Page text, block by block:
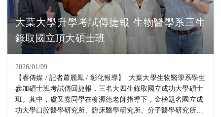
醫學中心的研究運作，更幫助她確立攻讀碩士班的目標。彰基
實習的經驗與劉淑瑛老師指導她做天然藥物對血癌細胞影響的
專題成果，都讓她在研究所考試受到肯定，她期望自己未來能
將大數據分析應用於臨床醫學研究，提升生物醫學領域的研究
深度。 同時錄取五個國立大學碩士班的盧又嘉同學，畢業於
老師的微生物基因體暨合成生物學實驗室後，她選擇跟生活有
關的題目，探討天然代謝物對口腔蛀牙細菌的抑制，老師給予
學生很大的發揮空間，鼓勵她嘗試，肯定並支持她去做想做的
事，很開心可以如願考取自己的第一志願，未來要繼續深化研
究。 小港高中畢業的戴庭誼同學感謝生醫系蔡孟?老師、學姐
大葉大學升學考試傳捷報 生物醫學系三生
錄取國立頂大碩士班
2026/01/09
【睿傳媒 / 記者蕭麗鳳 / 彰化報導】 大葉大學生物醫學系學生
參加碩士班考試傳回捷報，三名大四生錄取國立成功大學碩士
班。其中，盧又嘉同學在柳源德老師指導下，金榜題名國立成
功大學口腔醫學研究所、臨床醫學研究所、分子醫學研究所、